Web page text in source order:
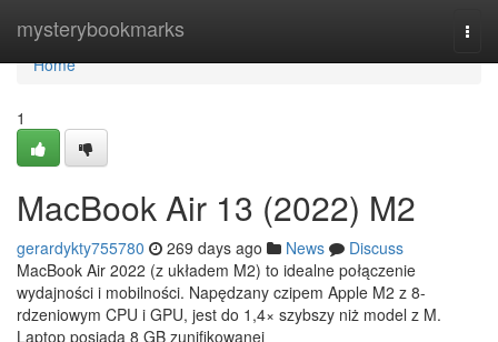
mysterybookmarks
Home
Home
1
MacBook Air 13 (2022) M2
gerardykty755780 269 days ago News
Discuss
MacBook Air 2022 (z układem M2) to idealne połączenie
wydajności i mobilności. Napędzany czipem Apple M2 z 8-
rdzeniowym CPU i GPU, jest do 1,4× szybszy niż model z M.
Laptop posiada 8 GB zunifikowanej